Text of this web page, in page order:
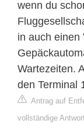
wenn du
in auch einen
Wartezeiten.
den Terminal
Antrag auf
vollständige